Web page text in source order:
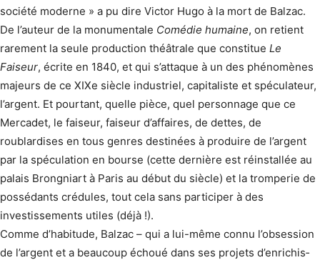
société moderne » a pu dire Victor Hugo à la mort de Balzac.
De l’auteur de la monumentale Comédie humaine, on retient
rarement la seule production théâtrale que constitue Le
Faiseur, écrite en 1840, et qui s’attaque à un des phénomènes
majeurs de ce XIXe siècle industriel, capitaliste et spéculateur,
l’argent. Et pourtant, quelle pièce, quel personnage que ce
Mercadet, le faiseur, faiseur d’affaires, de dettes, de
roublardises en tous genres destinées à produire de l’argent
par la spéculation en bourse (cette dernière est réinstallée au
palais Brongniart à Paris au début du siècle) et la tromperie de
possédants crédules, tout cela sans participer à des
investissements utiles (déjà !).
Comme d’habitude, Balzac – qui a lui-même connu l’obsession
de l’argent et a beaucoup échoué dans ses projets d’enrichis­